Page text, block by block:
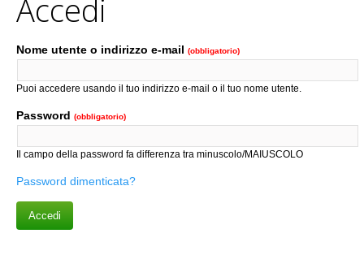
Accedi
Nome utente o indirizzo e-mail (obbligatorio)
Puoi accedere usando il tuo indirizzo e-mail o il tuo nome utente.
Password (obbligatorio)
Il campo della password fa differenza tra minuscolo/MAIUSCOLO
Password dimenticata?